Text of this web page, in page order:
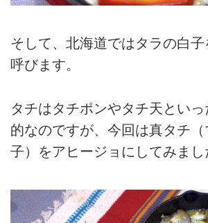
そして、北海道ではタラの白子
呼びます。
タチはタチポンやタチ天とい
的なのですが、今回は真タチ（
子）をアヒージョにしてみまし